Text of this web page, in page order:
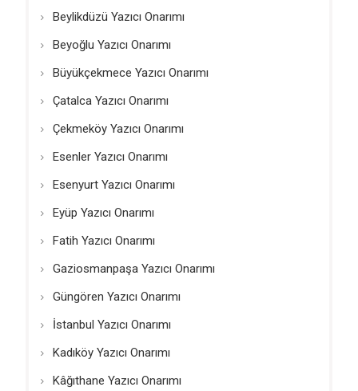
Beylikdüzü Yazıcı Onarımı
Beyoğlu Yazıcı Onarımı
Büyükçekmece Yazıcı Onarımı
Çatalca Yazıcı Onarımı
Çekmeköy Yazıcı Onarımı
Esenler Yazıcı Onarımı
Esenyurt Yazıcı Onarımı
Eyüp Yazıcı Onarımı
Fatih Yazıcı Onarımı
Gaziosmanpaşa Yazıcı Onarımı
Güngören Yazıcı Onarımı
İstanbul Yazıcı Onarımı
Kadıköy Yazıcı Onarımı
Kâğıthane Yazıcı Onarımı